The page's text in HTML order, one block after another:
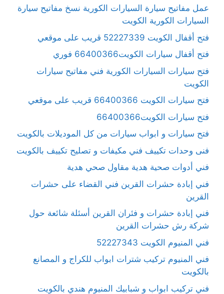
عمل مفاتيح سيارة السيارات الكورية نسخ مفاتيح سيارة
السيارات الكورية الكويت
فتح أقفال الكويت 52227339 قريب على موقعي
فتح أقفال سيارات الكويت66400366 فوري
فتح سيارات السيارات الكورية فني مفاتيح سيارات
الكويت
فتح سيارات الكويت 66400366 قريب على موقعي
فتح سيارات الكويت66400366
فتح سيارات و ابواب سيارات من كل الموديلات بالكويت
فنى وحدات تكييف فني مكيفات و تصليح تكييف بالكويت
فني أدوات صحية هدية مقاول صحي هدية
فني إبادة حشرات القرين فني القضاء على حشرات
القرين
فني إبادة حشرات و فئران القرين أسئلة شائعة حول
شركة رش حشرات القرين
فني المنيوم الكويت 52227343
فني المنيوم تركيب شترات ابواب للكراج و المصانع
بالكويت
فني تركيب ابواب و شبابيك المنيوم هندي بالكويت